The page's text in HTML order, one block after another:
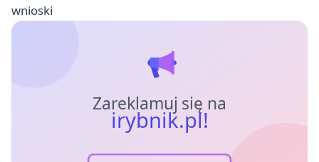
wnioski
Zareklamuj się na
irybnik.pl!